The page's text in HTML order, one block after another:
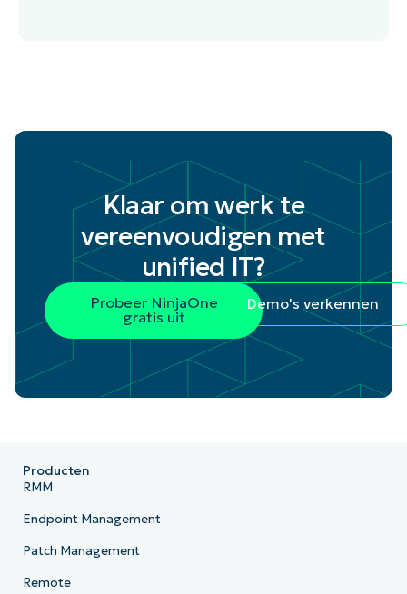
Klaar om werk te
vereenvoudigen met
unified IT?
Probeer NinjaOne
gratis uit
Demo's verkennen
Producten
RMM
Endpoint Management
Patch Management
Remote